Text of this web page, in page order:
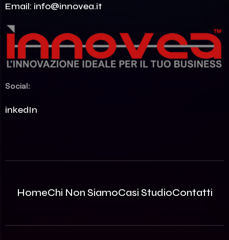
Email: info@innovea.it
Social:
LinkedIn
HomeChi Non SiamoCasi StudioContatti